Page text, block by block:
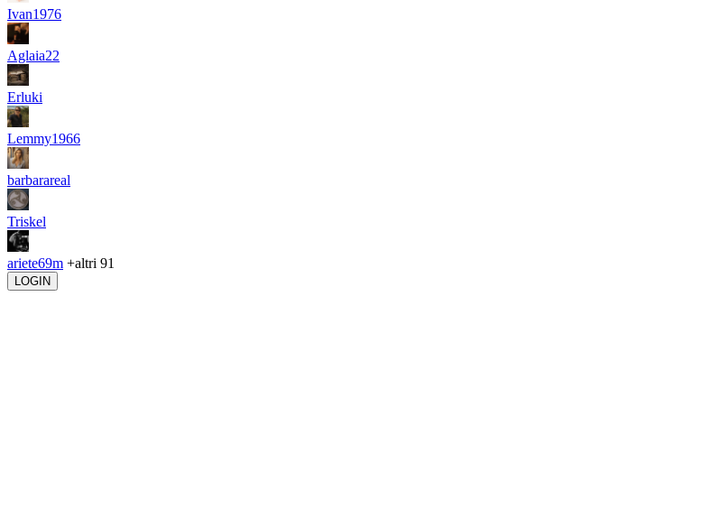
Ivan1976
Aglaia22
Erluki
Lemmy1966
barbarareal
Triskel
ariete69m +altri 91
LOGIN